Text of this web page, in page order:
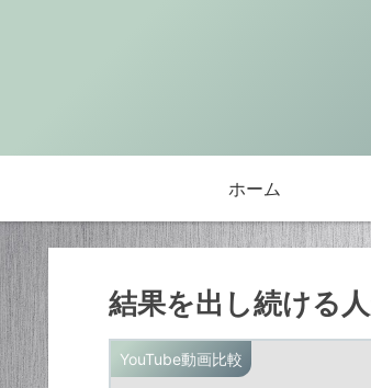
ホーム
結果を出し続ける
YouTube動画比較